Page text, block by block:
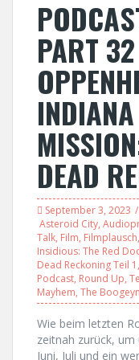
PART
DEAD
September 3, 2023
Asteroid City,
Talk, Film, Filmplausch,
Insidious: The Red
Dead Reckoning Teil 1 ,
Podcast, Round Up,
Mayhem, The
Wie beim letzten
zeitnah zurück,
Juni, Juli und ein